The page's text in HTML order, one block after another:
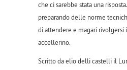
che ci sarebbe stata una
preparando delle norme
di attendere e magari rivolgersi
accellerino.
Scritto da elio delli castelli il